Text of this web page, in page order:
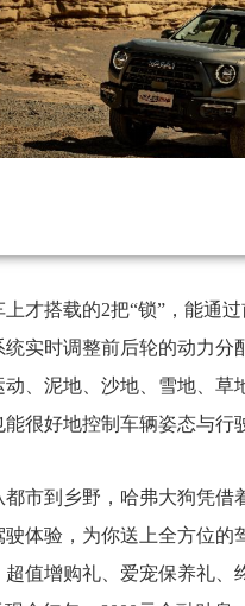
才搭载的2把“锁”，能通
实时调整前后轮的动力分
、泥地、沙地、雪地、
很好地控制车辆姿态与行
都市到乡野，哈弗大狗凭
体验，为你送上全方位
值增购礼、爱宠保养礼